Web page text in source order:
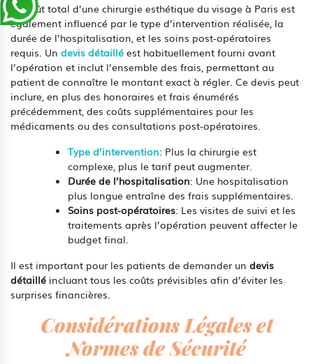
Le coût total d’une chirurgie esthétique du visage à Paris est
également influencé par le type d’intervention réalisée, la
durée de l’hospitalisation, et les soins post-opératoires
requis. Un devis détaillé est habituellement fourni avant
l’opération et inclut l’ensemble des frais, permettant au
patient de connaître le montant exact à régler. Ce devis peut
inclure, en plus des honoraires et frais énumérés
précédemment, des coûts supplémentaires pour les
médicaments ou des consultations post-opératoires.
Type d’intervention: Plus la chirurgie est
complexe, plus le tarif peut augmenter.
Durée de l’hospitalisation: Une hospitalisation
plus longue entraîne des frais supplémentaires.
Soins post-opératoires: Les visites de suivi et les
traitements après l’opération peuvent affecter le
budget final.
Il est important pour les patients de demander un devis
détaillé incluant tous les coûts prévisibles afin d’éviter les
surprises financières.
Considérations Légales et
Normes de Sécurité